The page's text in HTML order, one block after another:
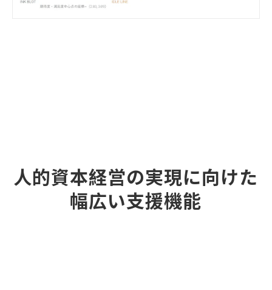
人的資本経営の実現に向けた
幅広い支援機能